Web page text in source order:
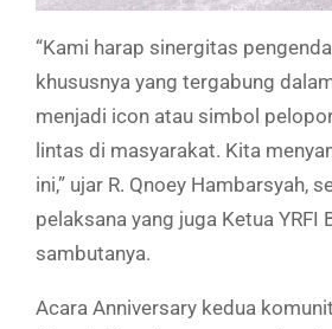
“Kami harap sinergitas
khususnya yang tergabung
menjadi icon atau simbol
lintas di masyarakat. Kita
ini,” ujar R. Qnoey Hambarsyah,
pelaksana yang juga Ketua YRFI
sambutanya.
Acara Anniversary kedua